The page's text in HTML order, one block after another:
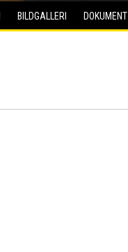
BILDGALLERI DOKUMENT